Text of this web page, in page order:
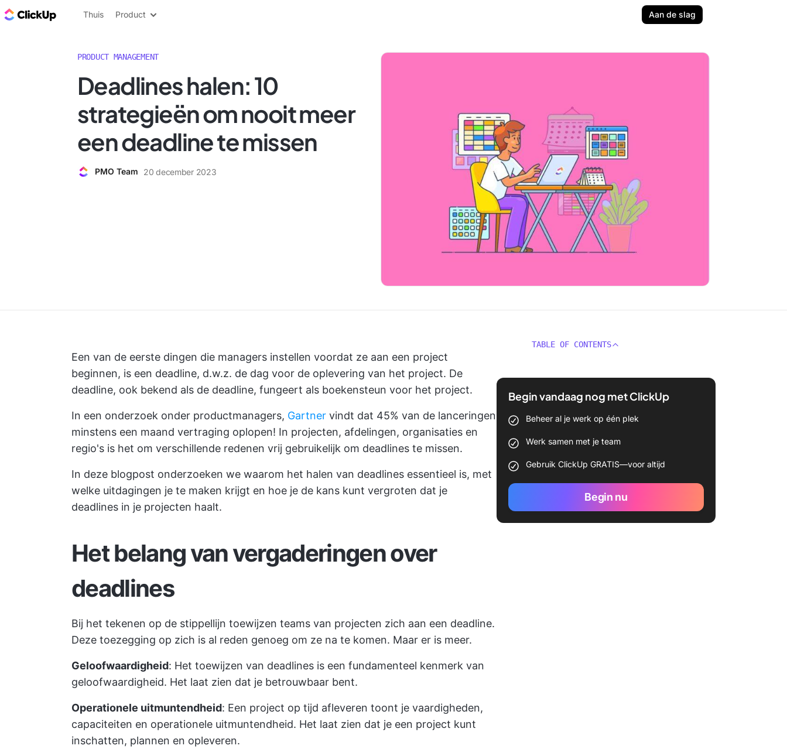
ClickUp Blog
Thuis Product Aan de slag
PRODUCT MANAGEMENT
Deadlines halen: 10
strategieën om nooit meer
een deadline te missen
PMO Team 20 december 2023
Een van de eerste dingen die managers instellen voordat ze aan een project
beginnen, is een deadline, d.w.z. de dag voor de oplevering van het project. De
deadline, ook bekend als de deadline, fungeert als boekensteun voor het project.
In een onderzoek onder productmanagers, Gartner vindt dat 45% van de lanceringen
minstens een maand vertraging oplopen! In projecten, afdelingen, organisaties en
regio's is het om verschillende redenen vrij gebruikelijk om deadlines te missen.
In deze blogpost onderzoeken we waarom het halen van deadlines essentieel is, met
welke uitdagingen je te maken krijgt en hoe je de kans kunt vergroten dat je
deadlines in je projecten haalt.
Het belang van vergaderingen over
deadlines
Bij het tekenen op de stippellijn toewijzen teams van projecten zich aan een deadline.
Deze toezegging op zich is al reden genoeg om ze na te komen. Maar er is meer.
Geloofwaardigheid: Het toewijzen van deadlines is een fundamenteel kenmerk van
geloofwaardigheid. Het laat zien dat je betrouwbaar bent.
Operationele uitmuntendheid: Een project op tijd afleveren toont je vaardigheden,
capaciteiten en operationele uitmuntendheid. Het laat zien dat je een project kunt
inschatten, plannen en opleveren.
TABLE OF CONTENTS
Begin vandaag nog met ClickUp
Beheer al je werk op één plek
Werk samen met je team
Gebruik ClickUp GRATIS—voor altijd
Begin nu